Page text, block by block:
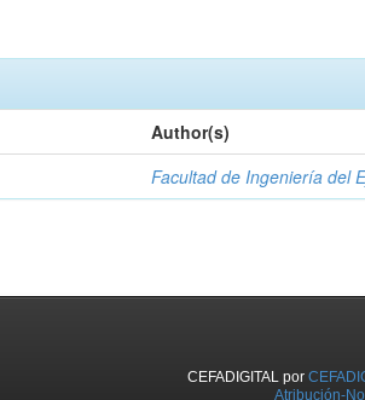
Author(s)
Facultad de Ingeniería del
CEFADIGITAL por
Atribución-